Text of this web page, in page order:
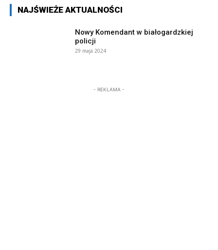
NAJŚWIEŻE AKTUALNOŚCI
Nowy Komendant w białogardzkiej
policji
29 maja 2024
- REKLAMA -